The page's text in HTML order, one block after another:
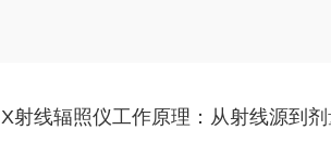
X射线辐照仪工作原理：从射线源到